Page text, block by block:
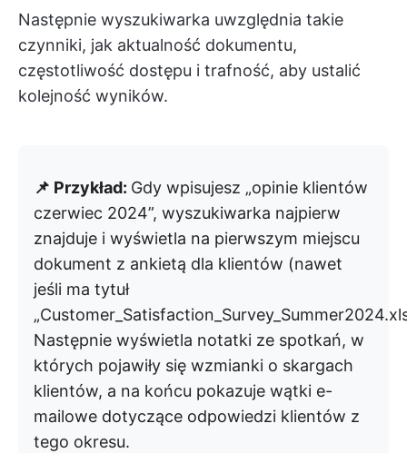
Następnie wyszukiwarka uwzględnia takie
czynniki, jak aktualność dokumentu,
częstotliwość dostępu i trafność, aby ustalić
kolejność wyników.
📌 Przykład: Gdy wpisujesz „opinie klientów
czerwiec 2024”, wyszukiwarka najpierw
znajduje i wyświetla na pierwszym miejscu
dokument z ankietą dla klientów (nawet
jeśli ma tytuł
Następnie wyświetla notatki ze spotkań, w
których pojawiły się wzmianki o skargach
klientów, a na końcu pokazuje wątki e-
mailowe dotyczące odpowiedzi klientów z
tego okresu.